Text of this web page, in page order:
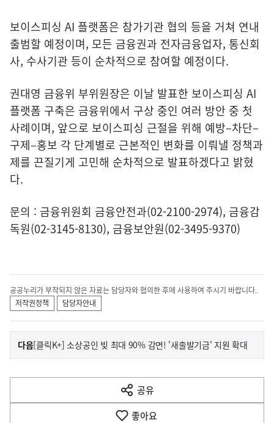
보이스피싱 AI 플랫폼은 참가기관 협의 등을 거쳐 연내
출범할 예정이며, 모든 금융권과 전자금융업자, 통신회
사, 수사기관 등이 순차적으로 참여할 예정이다.
권대영 금융위 부위원장은 이날 발표한 보이스피싱 AI
플랫폼 구축은 금융위에서 구상 중인 여러 방안 중 첫
사례이며, 앞으로 보이스피싱 근절을 위해 예방–차단–
구제–홍보 각 단계별로 근본적인 변화를 이뤄낼 정책과
제를 끈질기게 고민해 순차적으로 발표하겠다고 밝혔
다.
문의 : 금융위원회 금융안전과(02-2100-2974), 금융감
독원(02-3145-8130), 금융보안원(02-3495-9370)
공공누리가 부착되지 않은 자료는 담당자와 협의한 후에 사용하여 주시기 바랍니다.
저작권정책
담당자안내
이
전
다
음
다음기
사
[클릭K+] 소상공인 빚 최대 90% 감면! '새출발기금' 지원 확대
공유
열
기
좋아요